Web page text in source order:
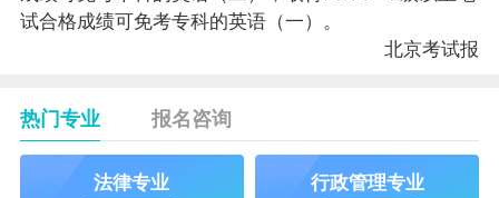
试合格成绩可免考专科的英语（一）。
北京考试报
热门专业 报名咨询
法律专业 行政管理专业